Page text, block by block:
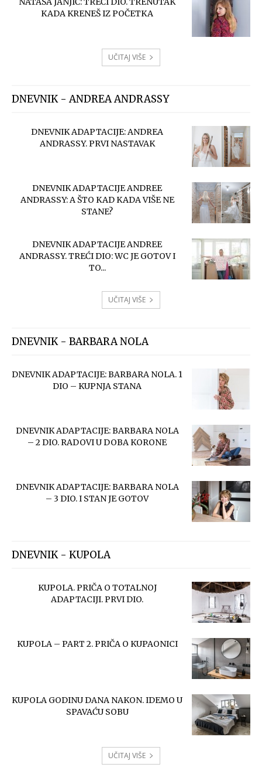
KADA KRENEŠ IZ POČETKA
UČITAJ VIŠE
DNEVNIK - ANDREA ANDRASSY
DNEVNIK ADAPTACIJE: ANDREA
ANDRASSY. PRVI NASTAVAK
DNEVNIK ADAPTACIJE ANDREE
ANDRASSY: A ŠTO KAD KADA VIŠE NE
STANE?
DNEVNIK ADAPTACIJE ANDREE
ANDRASSY. TREĆI DIO: WC JE GOTOV I
TO...
UČITAJ VIŠE
DNEVNIK - BARBARA NOLA
DNEVNIK ADAPTACIJE: BARBARA NOLA. 1
DIO – KUPNJA STANA
DNEVNIK ADAPTACIJE: BARBARA NOLA
– 2 DIO. RADOVI U DOBA KORONE
DNEVNIK ADAPTACIJE: BARBARA NOLA
– 3 DIO. I STAN JE GOTOV
DNEVNIK - KUPOLA
KUPOLA. PRIČA O TOTALNOJ
ADAPTACIJI. PRVI DIO.
KUPOLA – PART 2. PRIČA O KUPAONICI
KUPOLA GODINU DANA NAKON. IDEMO U
SPAVAĆU SOBU
UČITAJ VIŠE